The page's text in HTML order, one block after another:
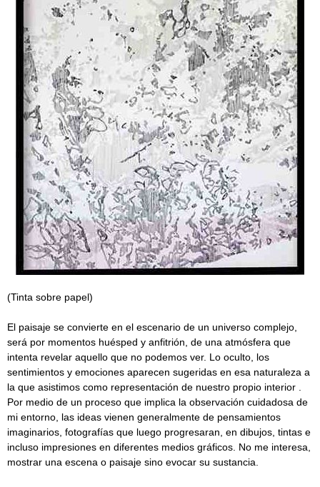
(Tinta sobre papel)
El paisaje se convierte en el escenario de un universo complejo,
será por momentos huésped y anfitrión, de una atmósfera que
intenta revelar aquello que no podemos ver. Lo oculto, los
sentimientos y emociones aparecen sugeridas en esa naturaleza a
la que asistimos como representación de nuestro propio interior .
Por medio de un proceso que implica la observación cuidadosa de
mi entorno, las ideas vienen generalmente de pensamientos
imaginarios, fotografías que luego progresaran, en dibujos, tintas e
incluso impresiones en diferentes medios gráficos. No me interesa,
mostrar una escena o paisaje sino evocar su sustancia.